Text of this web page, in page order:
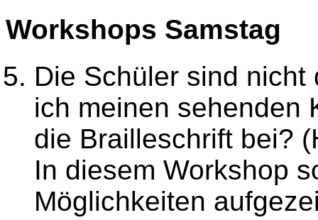
Workshops Samstag
Die Schüler sind
ich meinen sehenden
die Brailleschrift bei?
In diesem Workshop
Möglichkeiten